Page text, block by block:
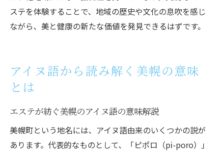
ステを体験することで、地域の歴史や文化の息吹を感じ
ながら、美と健康の新たな価値を発見できるはずです。
アイヌ語から読み解く美幌の意味
とは
エステが紡ぐ美幌のアイヌ語の意味解説
美幌町という地名には、アイヌ語由来のいくつかの説が
あります。代表的なものとして、「ピポロ（pi-poro）」